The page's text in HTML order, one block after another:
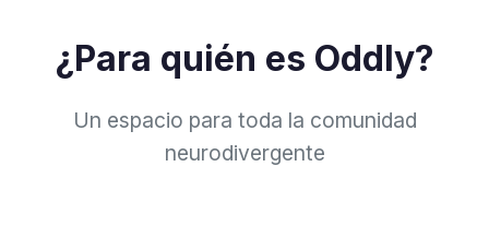
¿Para quién es Oddly?
Un espacio para toda la comunidad
neurodivergente